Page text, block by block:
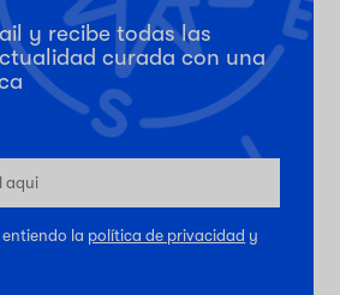
y recibe todas las
curada con una
la política de privacidad y